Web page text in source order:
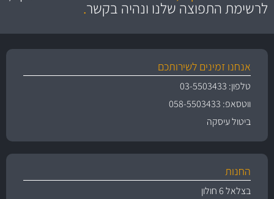
לרשימת התפוצה שלנו ונהיה בקשר.
אנחנו זמינים לשירותכם
טלפון: 03-5503433
ווטסאפ: 058-5503433
ביטול עיסקה
החנות
בצלאל 6 חולון